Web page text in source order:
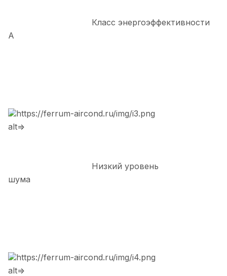
Класс энергоэффективности
А
https://ferrum-aircond.ru/img/i3.png
alt=>
Низкий уровень
шума
https://ferrum-aircond.ru/img/i4.png
alt=>